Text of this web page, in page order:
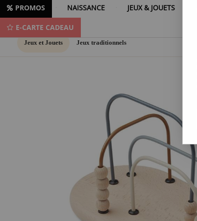
PROMOS NAISSANCE JEUX & JOUETS
E-CARTE CADEAU
Jeux et Jouets Jeux traditionnels